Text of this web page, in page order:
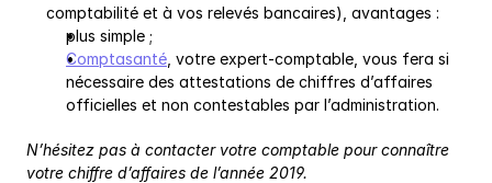
comptabilité et à vos relevés bancaires), avantages :
plus simple ;
Comptasanté , votre expert-comptable, vous fera si
nécessaire des attestations de chiffres d’affaires
officielles et non contestables par l’administration.
N’hésitez pas à contacter votre comptable pour connaître
votre chiffre d’affaires de l’année 2019.